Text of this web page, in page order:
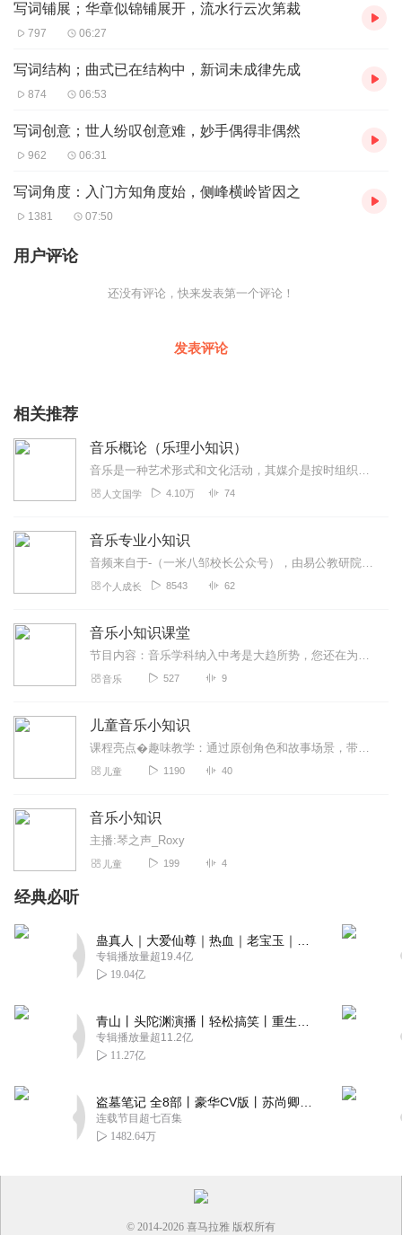
写词铺展；华章似锦铺展开，流水行云次第裁
797 06:27
写词结构；曲式已在结构中，新词未成律先成
874 06:53
写词创意；世人纷叹创意难，妙手偶得非偶然
962 06:31
写词角度：入门方知角度始，侧峰横岭皆因之
1381 07:50
用户评论
还没有评论，快来发表第一个评论！
发表评论
相关推荐
音乐概论（乐理小知识）
音乐是一种艺术形式和文化活动，其媒介是按时组织的声音。一般音乐的定义包括共同元件，例如音调（其支配旋律和和声），节奏（及其相关联的概念节奏，米，和关节），动态（...
人文国学 4.10万 74
音乐专业小知识
音频来自于-（一米八邹校长公众号），由易公教研院老师们精心录制，给正走在教师路上的学生和老师们补充更多的小知识！学习不仅限于课堂，戴上耳机，随时随地就可以学习！
个人成长 8543 62
音乐小知识课堂
节目内容：音乐学科纳入中考是大趋所势，您还在为孩子焦虑吗，音乐小知识课堂来帮您！主播介绍：资深音乐教师，从教十多年，教学经验丰富！适合人群：小学、初中等所有人群...
音乐 527 9
儿童音乐小知识
课程亮点�趣味教学：通过原创角色和故事场景，带领孩子探索音符王国、节奏森林、乐器乐园，让抽象的音乐知识变得生动可爱。�多元感官互动：故事+知识相结合，调动孩...
儿童 1190 40
音乐小知识
主播:琴之声_Roxy
儿童 199 4
经典必听
专辑播放量超19.4亿
19.04亿
专辑播放量超11.2亿
11.27亿
连载节目超七百集
1482.64万
© 2014-2026 喜马拉雅 版权所有